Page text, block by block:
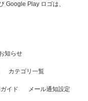
Google Play ロゴは、
知らせ
カテゴリ一覧
イド メール通知設定